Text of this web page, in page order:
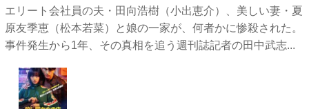
エリート会社員の夫・田向浩樹（小出恵介）、美しい妻・夏
原友季恵（松本若菜）と娘の一家が、何者かに惨殺された。
事件発生から1年、その真相を追う週刊誌記者の田中武志...